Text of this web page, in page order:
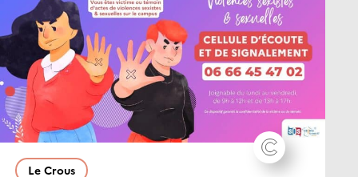
Le Crous